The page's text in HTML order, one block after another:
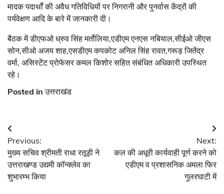
मादक पदार्थों की अवैध गतिविधियों पर निगरानी और पुनर्वास केंद्रों की
पर्यवेक्षण आदि के बारे में जानकारी दी।
बैठक में डीएफओ ध्रुव सिंह मर्तोलिया,एडीएम एनएस नबियाल,सीईओ जीएस
सोन,सीओ अजय शाह,एसडीएम कपकोट अनिल सिंह रावत,गरूड़ जितेंद्र
वर्मा, असिस्टेंट प्रोफेसर कमल किशोर सहित संबंधित अधिकारी उपस्थित
रहे।
Posted inउत्तराखंड
Post
navigation
Previous:
मुख्य सचिव श्रीमती राधा रतूड़ी ने
उत्तराखण्ड उद्यमी कॉन्क्लेव का
शुभारम्भ किया
Next:
कल की अधूरी कार्यवाही पूर्ण करने को
एडीएम व प्रशासनिक अमला फिर
गुलरघाटी में